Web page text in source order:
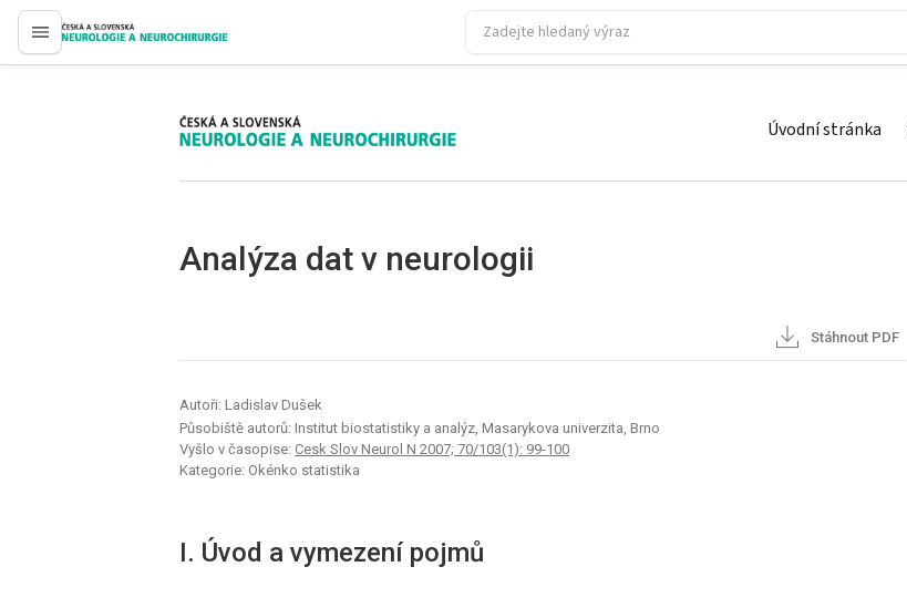
proLékaře.cz
proLékaře.cz Úvodní stránka
Analýza dat v neurologii
Stáhnout PDF
Autoři: Ladislav Dušek
Působiště autorů: Institut biostatistiky a analýz, Masarykova univerzita, Brno
Vyšlo v časopise: Cesk Slov Neurol N 2007; 70/103(1): 99-100
Kategorie: Okénko statistika
I. Úvod a vymezení pojmů